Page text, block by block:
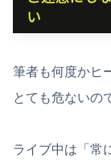
筆者も何度かヒ
とても危ないの
ライブ中は「常